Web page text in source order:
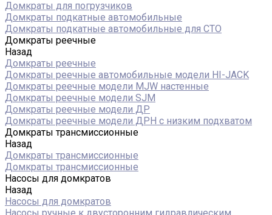
Домкраты для погрузчиков
Домкраты подкатные автомобильные
Домкраты подкатные автомобильные для СТО
Домкраты реечные
Назад
Домкраты реечные
Домкраты реечные автомобильные модели HI-JACK
Домкраты реечные модели MJW настенные
Домкраты реечные модели SJM
Домкраты реечные модели ДР
Домкраты реечные модели ДРН с низким подхватом
Домкраты трансмиссионные
Назад
Домкраты трансмиссионные
Домкраты трансмиссионные
Насосы для домкратов
Назад
Насосы для домкратов